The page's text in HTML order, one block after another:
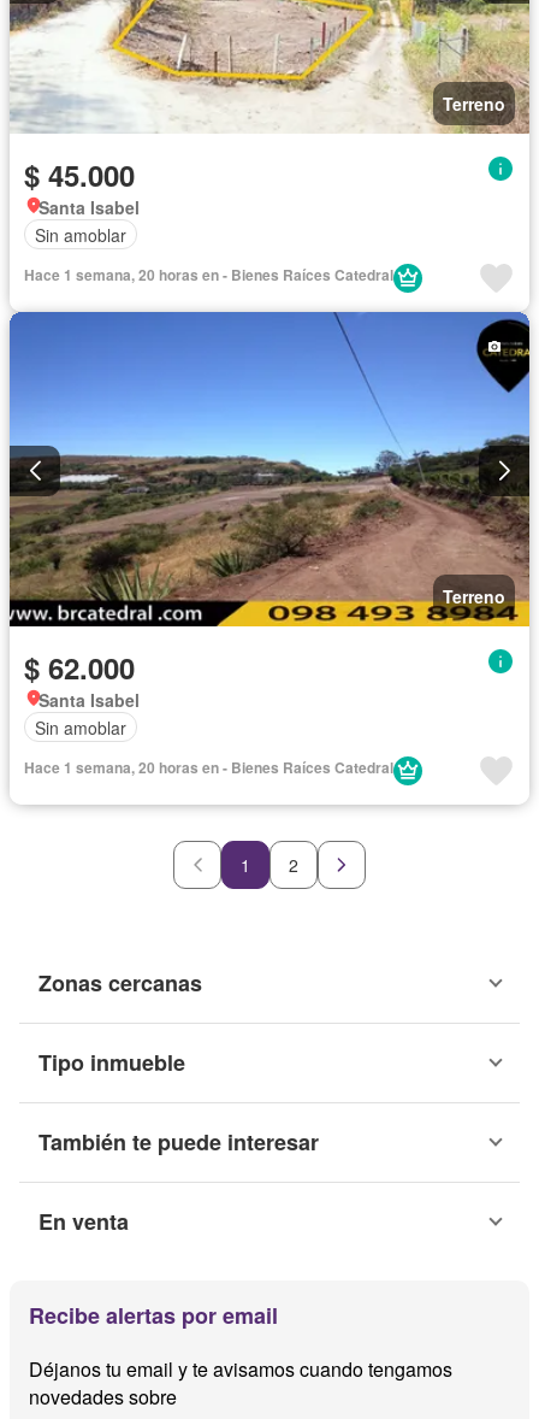
Terreno
$ 45.000
Santa Isabel
Sin amoblar
Hace 1 semana, 20 horas en - Bienes Raíces Catedral
Terreno
$ 62.000
Santa Isabel
Sin amoblar
Hace 1 semana, 20 horas en - Bienes Raíces Catedral
1 2
Zonas cercanas
Tipo inmueble
También te puede interesar
En venta
Recibe alertas por email
Déjanos tu email y te avisamos cuando tengamos
novedades sobre